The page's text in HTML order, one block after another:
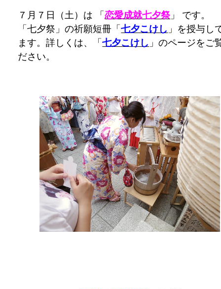
７月７日（土）は 「恋愛成就七夕祭」 です。
「七夕祭」の祈願短冊「七夕こけし 」を授与し
ます。詳しくは、「七夕こけし 」のページをご
ださい。